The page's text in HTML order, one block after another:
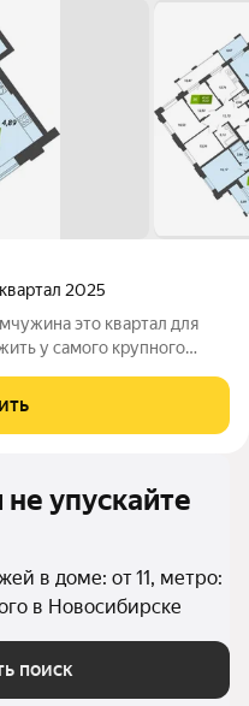
2025
для
у самого крупного
по системе кирпич/
упускайте
в доме: от 11, метро:
в Новосибирске
поиск